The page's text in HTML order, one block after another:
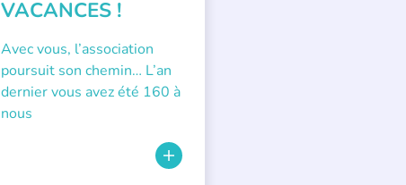
VACANCES !
Avec vous, l’association
poursuit son chemin… L’an
dernier vous avez été 160 à
nous